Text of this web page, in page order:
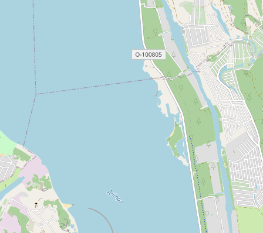
фінансів (з липня 2023 р. до цього Член правління з
питань управління ризиками) Джерела інформації: дані
сайту і прес-служби банку, сайтів НБУ, ФГВФО,
Опендатабот, YouControl.